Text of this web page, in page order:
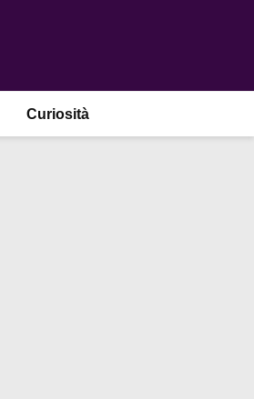
Curiosità